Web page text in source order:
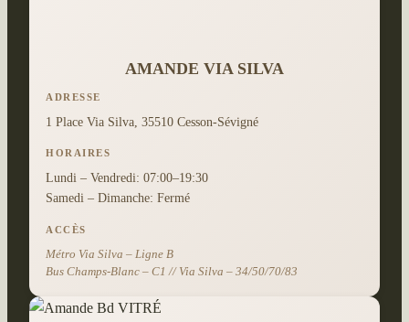
AMANDE VIA SILVA
ADRESSE
1 Place Via Silva, 35510 Cesson-Sévigné
HORAIRES
Lundi – Vendredi: 07:00–19:30
Samedi – Dimanche: Fermé
ACCÈS
Métro Via Silva – Ligne B
Bus Champs-Blanc – C1 // Via Silva – 34/50/70/83